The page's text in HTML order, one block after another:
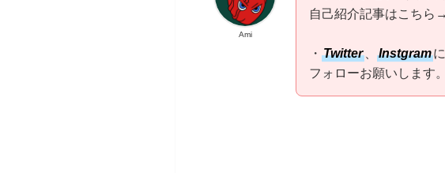
Ami
自己紹介記事はこちら→
・ Twitter Instgram
フォローお願いします。